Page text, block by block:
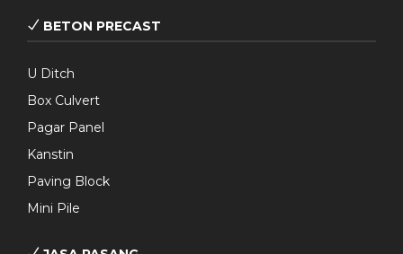
BETON PRECAST
U Ditch
Box Culvert
Pagar Panel
Kanstin
Paving Block
Mini Pile